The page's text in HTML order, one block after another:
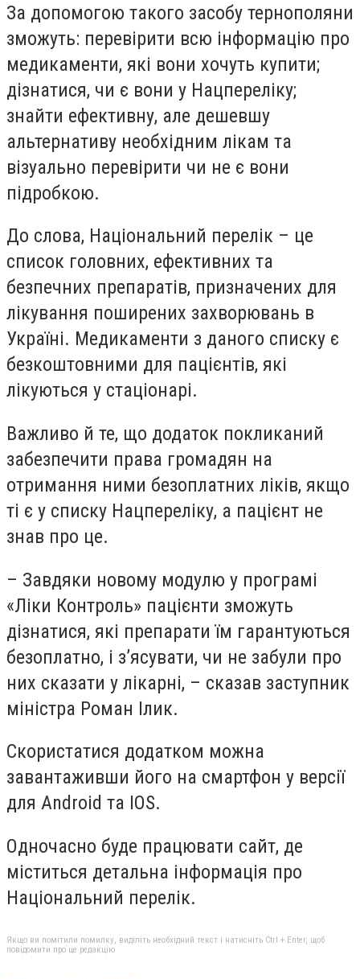
За допомогою такого засобу тернополяни
зможуть: перевірити всю інформацію про
медикаменти, які вони хочуть купити;
дізнатися, чи є вони у Нацпереліку;
знайти ефективну, але дешевшу
альтернативу необхідним лікам та
візуально перевірити чи не є вони
підробкою.
До слова, Національний перелік – це
список головних, ефективних та
безпечних препаратів, призначених для
лікування поширених захворювань в
Україні. Медикаменти з даного списку є
безкоштовними для пацієнтів, які
лікуються у стаціонарі.
Важливо й те, що додаток покликаний
забезпечити права громадян на
отримання ними безоплатних ліків, якщо
ті є у списку Нацпереліку, а пацієнт не
знав про це.
– Завдяки новому модулю у програмі
«Ліки Контроль» пацієнти зможуть
дізнатися, які препарати їм гарантуються
безоплатно, і з’ясувати, чи не забули про
них сказати у лікарні, – сказав заступник
міністра Роман Ілик.
Скористатися додатком можна
завантаживши його на смартфон у версії
для Android та IOS.
Одночасно буде працювати сайт, де
міститься детальна інформація про
Національний перелік.
Якщо ви помітили помилку, виділіть необхідний текст і натисніть Ctrl + Enter, щоб
повідомити про це редакцію